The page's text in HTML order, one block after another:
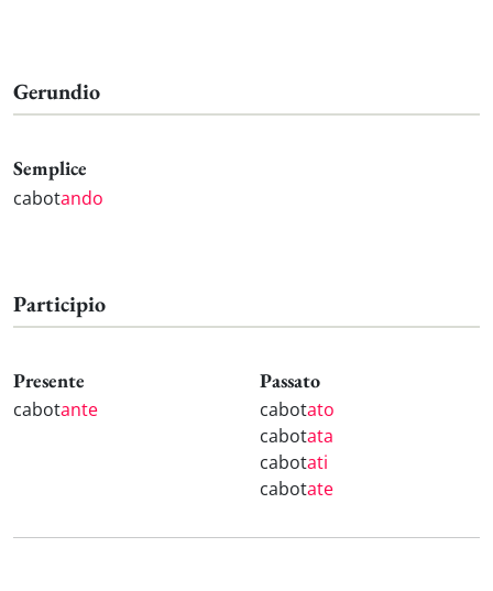
Gerundio
Semplice
cabotando
Participio
Presente
cabotante
Passato
cabotato
cabotata
cabotati
cabotate